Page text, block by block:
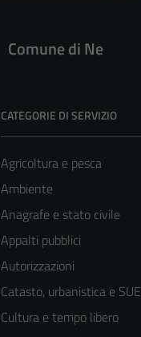
Comune di Ne
CATEGORIE DI SERVIZIO
Agricoltura e pesca
Ambiente
Anagrafe e stato civile
Appalti pubblici
Autorizzazioni
Catasto, urbanistica e SUE
Cultura e tempo libero